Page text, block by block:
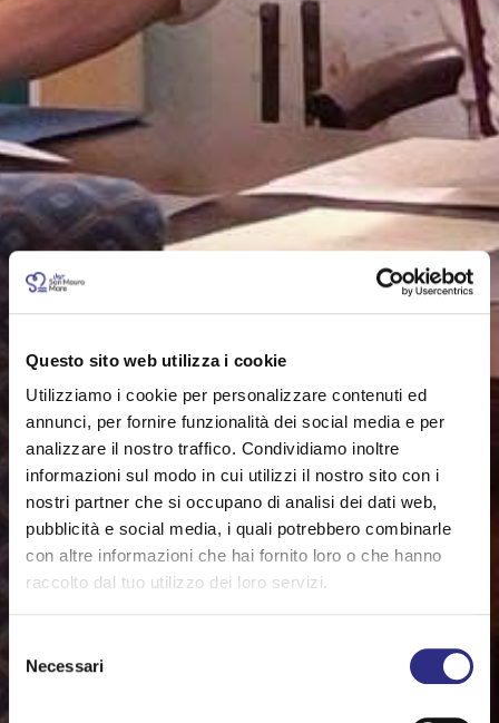
Questo sito web utilizza i cookie
Utilizziamo i cookie per personalizzare contenuti ed
annunci, per fornire funzionalità dei social media e per
analizzare il nostro traffico. Condividiamo inoltre
informazioni sul modo in cui utilizzi il nostro sito con i
nostri partner che si occupano di analisi dei dati web,
pubblicità e social media, i quali potrebbero combinarle
con altre informazioni che hai fornito loro o che hanno
raccolto dal tuo utilizzo dei loro servizi.
delNecessari